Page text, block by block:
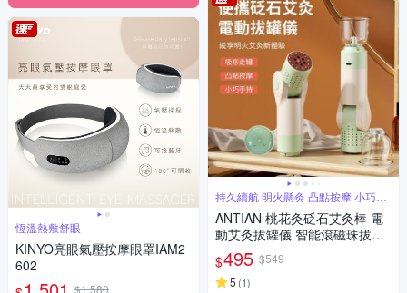
恆溫熱敷舒眼
KINYO亮眼氣壓按摩眼罩IAM2
602
$1,580
持久續航 明火懸灸 凸點按摩 小巧手
持
ANTIAN 桃花灸砭石艾灸棒 電
動艾灸拔罐儀 智能滾磁珠拔罐
按摩儀 吸罐艾灸器
$495 $549
5 (1)